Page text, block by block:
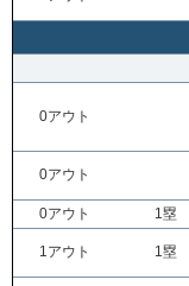
0アウト
0アウト
0アウト
1塁
1アウト 1塁